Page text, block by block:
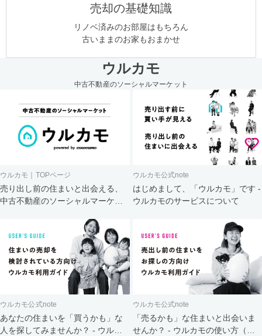
売却の基礎知識
リノベ済みのお部屋はもちろん
古いままのお家もおまかせ
ウルカモ
中古不動産のソーシャルマーケット
ウルカモ｜TOPページ
売り出し前の住まいと出会える、
中古不動産のソーシャルマーケッ
ウルカモ公式note
はじめまして、「ウルカモ」です -
ウルカモのサービスについて
ウルカモ公式note
あなたの住まいを「買うかも」な
人を探してみませんか？ - ウルカ
ウルカモ公式note
「売るかも」な住まいと出会いま
せんか？ - ウルカモの使い方（買